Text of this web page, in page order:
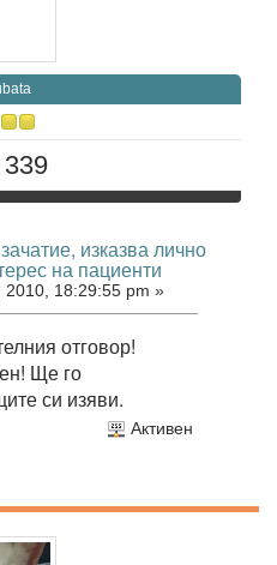
339
изказва лично
на пациенти
2010, 18:29:55 pm »
отговор!
Ще го
си изяви.
Активен